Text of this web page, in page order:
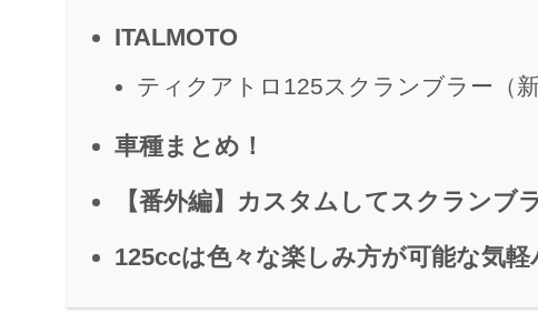
ITALMOTO
ティクアトロ125スクランブラー（新
車種まとめ！
【番外編】カスタムしてスクランブ
125ccは色々な楽しみ方が可能な気軽